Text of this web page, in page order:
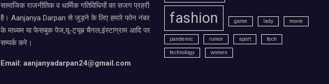
सामाजिक राजनीतिक व धार्मिक गतिविधियों का सजग प्रहरी
है। Aanjanya Darpan से जुड़ने के लिए हमारे फोन नंबर
के माध्यम या फेसबुक पेज,यू-ट्यूब चैनल,इंस्टाग्राम आदि पर
सम्पर्क करे।
Email: aanjanyadarpan24@gmail.com
fashion game lady movie
pandemic rumor sport tech
technology women